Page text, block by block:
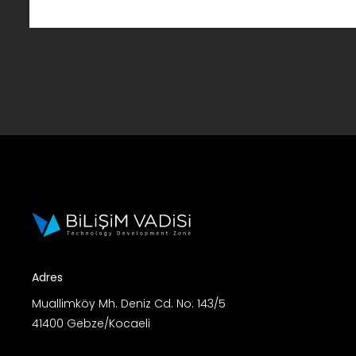
Adres
Muallimköy Mh. Deniz Cd. No: 143/5
41400 Gebze/Kocaeli